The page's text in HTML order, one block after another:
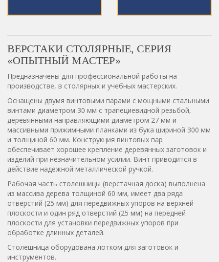
ВЕРСТАКИ СТОЛЯРНЫЕ, СЕРИЯ
«ОПЫТНЫЙ МАСТЕР»
Предназначены для профессиональной работы на
производстве, в столярных и учебных мастерских.
Оснащены двумя винтовыми парами с мощными стальными
винтами диаметром 30 мм с трапециевидной резьбой,
деревянными направляющими диаметром 27 мм и
массивными прижимными планками из бука шириной 300 мм
и толщиной 60 мм. Конструкция винтовых пар
обеспечивает хорошее крепление деревянных заготовок и
изделий при незначительном усилии. Винт приводится в
действие надежной металлической ручкой.
Рабочая часть столешницы (верстачная доска) выполнена
из массива дерева толщиной 60 мм, имеет два ряда
отверстий (25 мм) для передвижных упоров на верхней
плоскости и один ряд отверстий (25 мм) на передней
плоскости для установки передвижных упоров при
обработке длинных деталей.
Столешница оборудована лотком для заготовок и
инструментов.